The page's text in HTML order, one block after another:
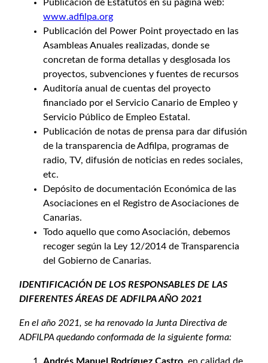
Publicación de Estatutos en su página web:
www.adfilpa.org
Publicación del Power Point proyectado en las
Asambleas Anuales realizadas, donde se
concretan de forma detallas y desglosada los
proyectos, subvenciones y fuentes de recursos
Auditoría anual de cuentas del proyecto
financiado por el Servicio Canario de Empleo y
Servicio Público de Empleo Estatal.
Publicación de notas de prensa para dar difusión
de la transparencia de Adfilpa, programas de
radio, TV, difusión de noticias en redes sociales,
etc.
Depósito de documentación Económica de las
Asociaciones en el Registro de Asociaciones de
Canarias.
Todo aquello que como Asociación, debemos
recoger según la Ley 12/2014 de Transparencia
del Gobierno de Canarias.
IDENTIFICACIÓN DE LOS RESPONSABLES DE LAS
DIFERENTES ÁREAS DE ADFILPA AÑO 2021
En el año 2021, se ha renovado la Junta Directiva de
ADFILPA quedando conformada de la siguiente forma: